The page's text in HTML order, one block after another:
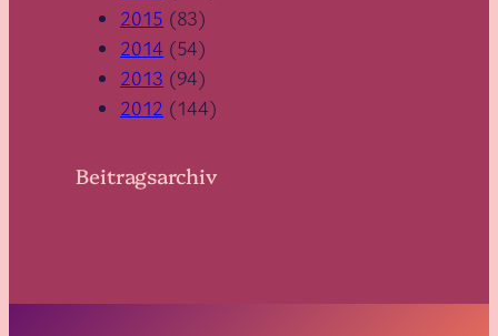
Beitragsarchiv
2015 (83)
2014 (54)
2013 (94)
2012 (144)